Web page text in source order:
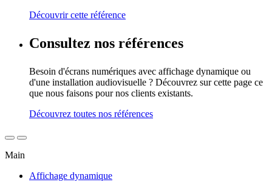
Découvrir cette référence
Consultez nos références
Besoin d'écrans numériques avec affichage dynamique ou
d'une installation audiovisuelle ? Découvrez sur cette page ce
que nous faisons pour nos clients existants.
Découvrez toutes nos références
Main
Affichage dynamique